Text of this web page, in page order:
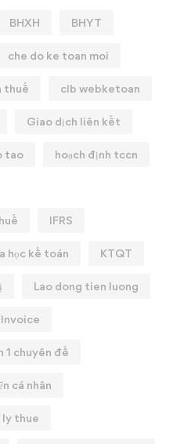
BHXH BHYT
che do ke toan moi
thuế clb webketoan
Giao dịch liên kết
tao hoạch định tccn
IFRS
học kế toán KTQT
Lao dong tien luong
1 chuyên đề
cá nhân
ly thue